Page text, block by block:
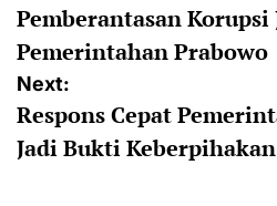
navigation
Pemberantasan
Pemerintahan Prabowo
Next:
Respons Cepat
Jadi Bukti